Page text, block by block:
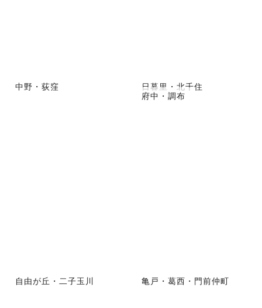
中野・荻窪
日暮里・北千住
府中・調布
自由が丘・二子玉川 亀戸・葛西・門前仲町